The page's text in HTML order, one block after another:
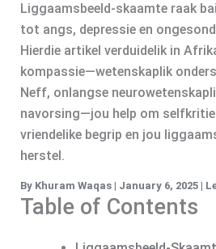
Liggaamsbeeld-skaamte raak
tot angs, depressie en
Hierdie artikel verduidelik in
kompassie—wetenskaplik
Neff, onlangse
navorsing—jou help om
vriendelike begrip en jou
herstel.
By Khuram Waqas | January 6, 2025 |
Table of Contents